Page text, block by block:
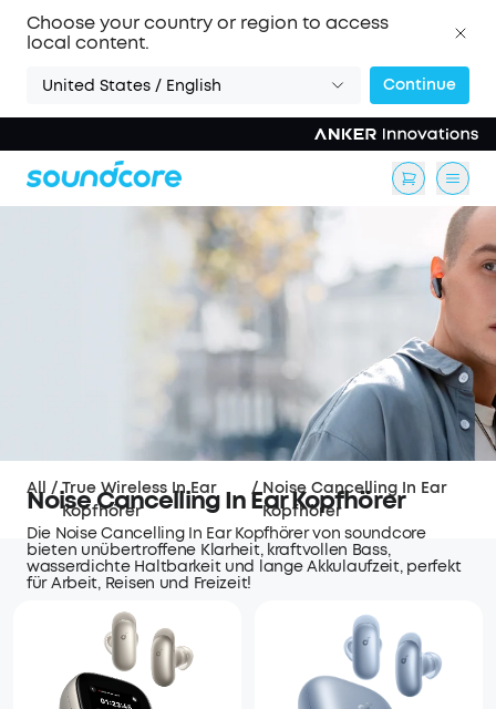
Choose your country or region to access
local content.
United States / English Continue
Noise Cancelling In Ear Kopfhörer
Die Noise Cancelling In Ear Kopfhörer von soundcore
bieten unübertroffene Klarheit, kraftvollen Bass,
wasserdichte Haltbarkeit und lange Akkulaufzeit, perfekt
für Arbeit, Reisen und Freizeit!
All / True Wireless In Ear
Kopfhörer
/ Noise Cancelling In Ear
Kopfhörer